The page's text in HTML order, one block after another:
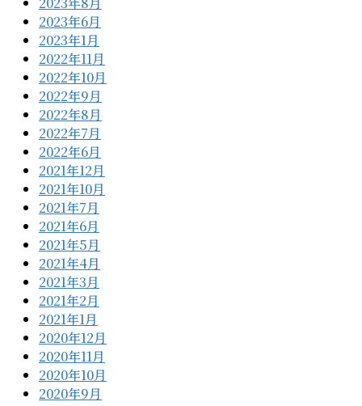
2023年6月
2023年1月
2022年11月
2022年10月
2022年9月
2022年8月
2022年7月
2022年6月
2021年12月
2021年10月
2021年7月
2021年6月
2021年5月
2021年4月
2021年3月
2021年2月
2021年1月
2020年12月
2020年11月
2020年10月
2020年9月